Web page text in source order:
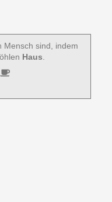
Mensch sind, indem
Haus